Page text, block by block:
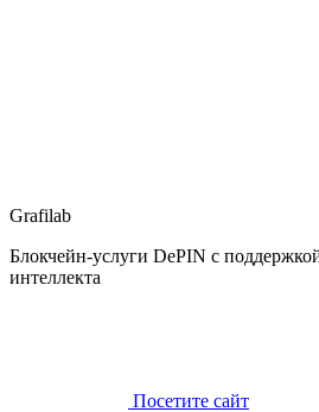
Grafilab
Блокчейн-услуги DePIN с
интеллекта
Посетите сайт